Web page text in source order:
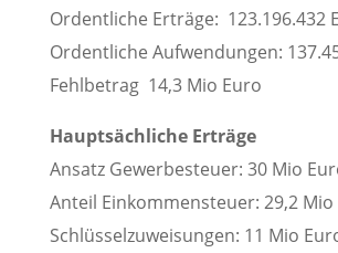
Ordentliche Erträge: 123.196.432
Ordentliche Aufwendungen:
Fehlbetrag 14,3 Mio Euro
Hauptsächliche Erträge
Ansatz Gewerbesteuer: 30 Mio
Anteil Einkommensteuer: 29,2 Mio
Schlüsselzuweisungen: 11 Mio